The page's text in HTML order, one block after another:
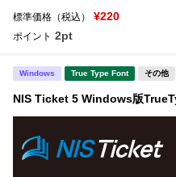
標準価格（税込） ¥220
ポイント 2pt
Windows True Type Font その他
NIS Ticket 5 Windows版